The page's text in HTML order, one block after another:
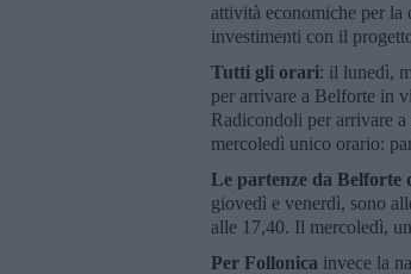
attività economiche per la
investimenti con il
Tutti gli orari: il lunedì,
per arrivare a Belforte in
Radicondoli per arrivare
mercoledì unico orario:
Le partenze da Belforte
giovedì e venerdì, sono
alle 17,40. Il mercoledì,
Per Follonica invece la